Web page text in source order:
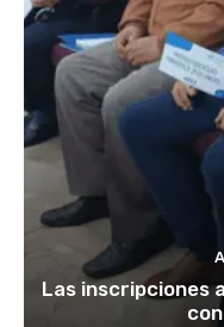
Las inscripciones